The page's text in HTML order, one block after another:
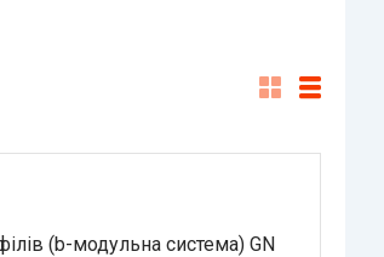
(b-модульна система) GN